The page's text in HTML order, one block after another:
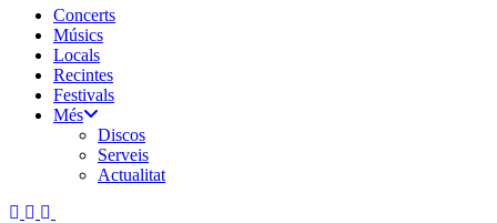
Concerts
Músics
Locals
Recintes
Festivals
Més
Discos
Serveis
Actualitat